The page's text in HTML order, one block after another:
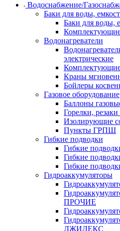
Водоснабжение/
Баки для воды,
Баки для воды,
Водонагреватели
электрические
Комплектующие
Краны
Бойлеры
Газовое оборудование
Баллоны
Горелки,
Изолирующие
Пункты ГРПШ
Гибкие подводки
Гибкие
Гибкие
Гибкие
Гидроаккумуляторы
ПРОЧИЕ
ДЖИЛЕКС